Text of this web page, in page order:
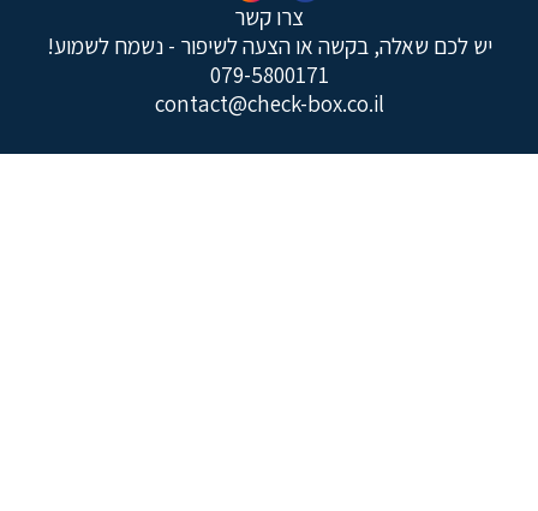
צרו קשר
יש לכם שאלה, בקשה או הצעה לשיפור - נשמח לשמוע!
079-5800171
contact@check-box.co.il